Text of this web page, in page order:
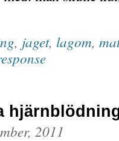
, jaget, lagom,
2011